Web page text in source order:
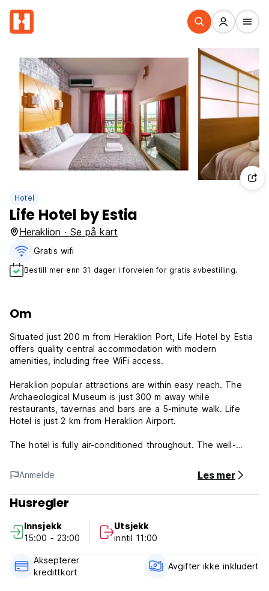
Hotel
Life Hotel by Estia
Heraklion · Se på kart
Gratis wifi‎
Bestill mer enn 31 dager i forveien for gratis avbestilling.
Om
Situated just 200 m from Heraklion Port, Life Hotel by Estia
offers quality central accommodation with modern
amenities, including free WiFi access.
Heraklion popular attractions are within easy reach. The
Archaeological Museum is just 300 m away while
restaurants, tavernas and bars are a 5-minute walk. Life
Hotel is just 2 km from Heraklion Airport.
The hotel is fully air-conditioned throughout. The well-
balconies overlooking the city.
Life Hotel by Estia - Terms & Conditions:
cancellation or No Show, you will be charged the first night
of your stay.
Check in from 15:00 to 23:00 .
Check out before 11:00 .
Anmelde Les mer
Husregler
Innsjekk
15:00 - 23:00
Utsjekk
inntil 11:00
Aksepterer
kredittkort
Avgifter ikke inkludert